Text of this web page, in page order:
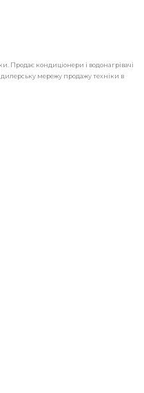
Продає кондиціонери і водонагрівачі
мережу продажу техніки в